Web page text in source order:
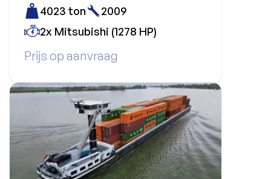
Prijs op aanvraag
4023 ton
2009
2x Mitsubishi (1278 HP)